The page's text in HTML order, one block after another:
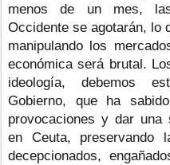
menos de un mes,
Occidente se agotarán, lo
manipulando los
económica será brutal.
ideología, debemos
Gobierno, que ha
provocaciones y dar una
en Ceuta, preservando
decepcionados,